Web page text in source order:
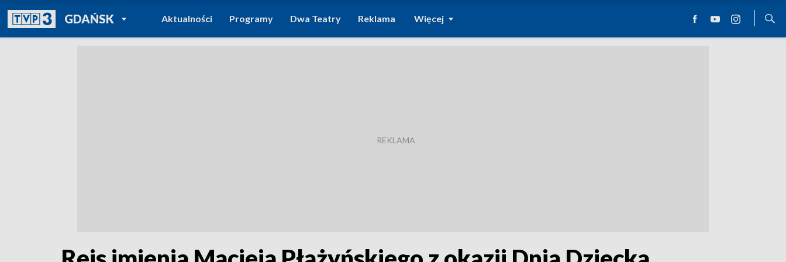
GDAŃSKPOWRÓT DO
TVP REGIONY
Aktualności Programy Dwa Teatry Reklama Więcej